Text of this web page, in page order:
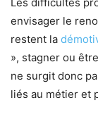
Les difficultés
envisager le
restent la
», stagner ou
ne surgit donc
liés au métier et